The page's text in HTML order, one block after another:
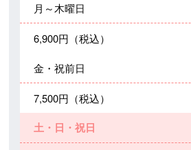
月～木曜日
6,900円（税込）
金・祝前日
7,500円（税込）
土・日・祝日